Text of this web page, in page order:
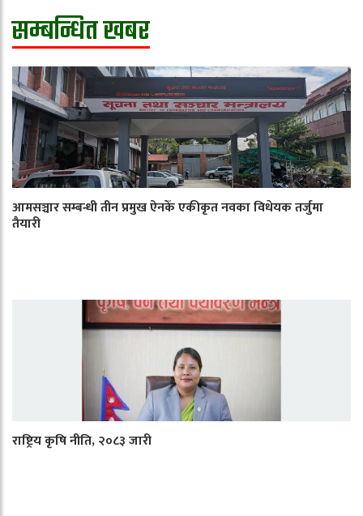
सम्बन्धित खबर
आमसञ्चार सम्बन्धी तीन प्रमुख ऐनकेँ एकीकृत नवका विधेयक तर्जुमा
तैयारी
राष्ट्रिय कृषि नीति, २०८३ जारी